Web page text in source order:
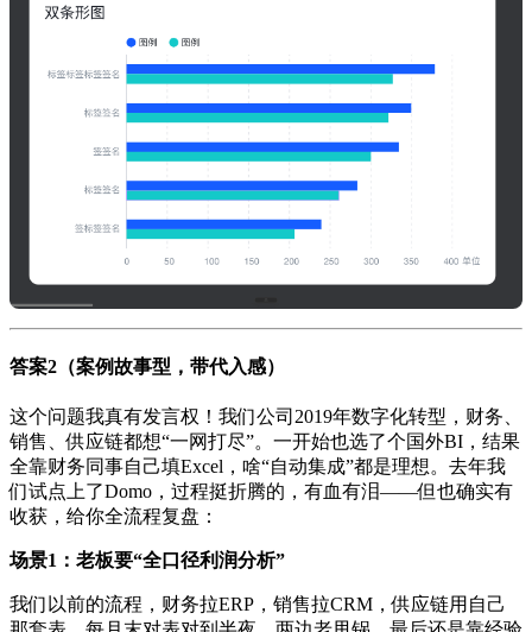
答案2（案例故事型，带代入感）
这个问题我真有发言权！我们公司2019年数字化转型，财务、
销售、供应链都想“一网打尽”。一开始也选了个国外BI，结果
全靠财务同事自己填Excel，啥“自动集成”都是理想。去年我
们试点上了Domo，过程挺折腾的，有血有泪——但也确实有
收获，给你全流程复盘：
场景1：老板要“全口径利润分析”
我们以前的流程，财务拉ERP，销售拉CRM，供应链用自己